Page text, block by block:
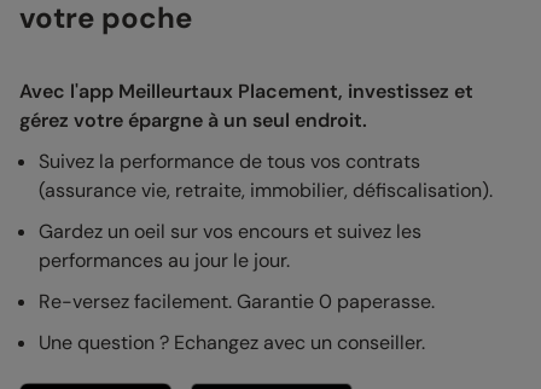
votre poche
Avec l'app Meilleurtaux Placement, investissez et
gérez votre épargne à un seul endroit.
Suivez la performance de tous vos contrats
(assurance vie, retraite, immobilier, défiscalisation).
Gardez un oeil sur vos encours et suivez les
performances au jour le jour.
Re-versez facilement. Garantie 0 paperasse.
Une question ? Echangez avec un conseiller.